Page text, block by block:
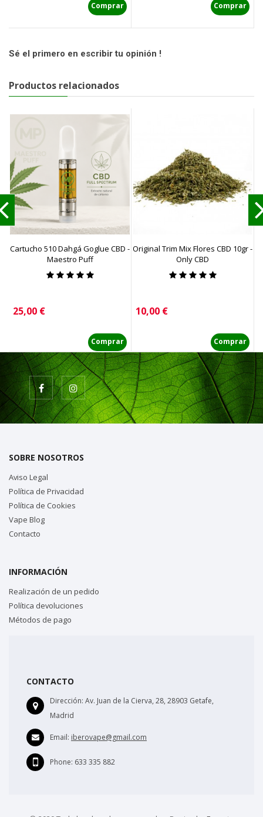
Comprar Comprar
Sé el primero en escribir tu opinión !
Productos relacionados
Cartucho 510 Dahgá Goglue CBD -
Maestro Puff
Precio
25,00 €
Comprar
Original Trim Mix Flores CBD 10gr -
Only CBD
Precio
10,00 €
Comprar
SOBRE NOSOTROS
Aviso Legal
Política de Privacidad
Política de Cookies
Vape Blog
Contacto
INFORMACIÓN
Realización de un pedido
Política devoluciones
Métodos de pago
CONTACTO
Dirección: Av. Juan de la Cierva, 28, 28903 Getafe,
Madrid
Email: iberovape@gmail.com
Phone: 633 335 882